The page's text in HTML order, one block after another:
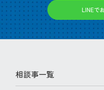
LINEで
相談事一覧